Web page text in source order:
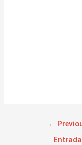
←
Entrada